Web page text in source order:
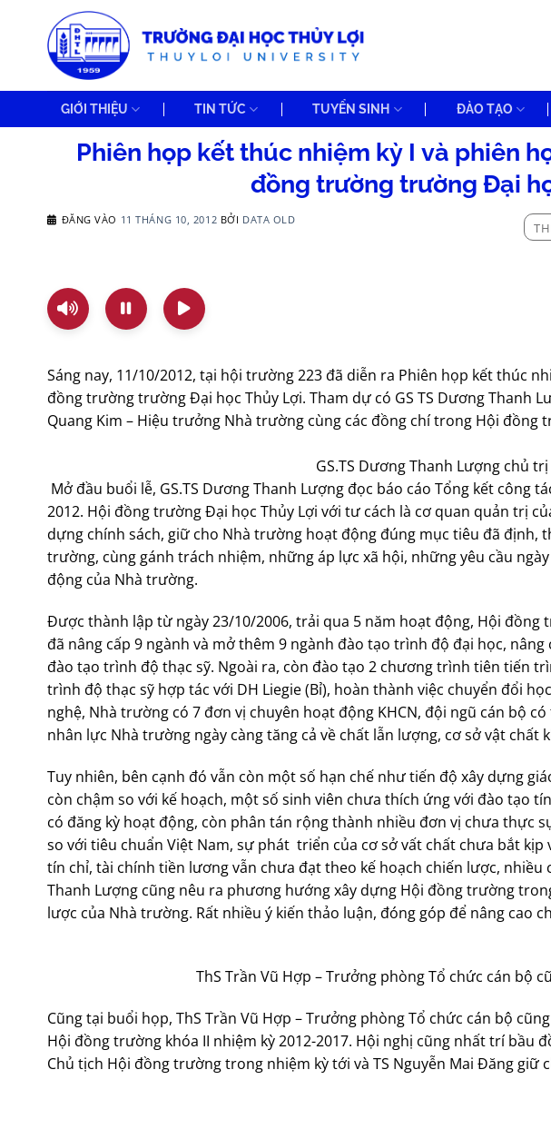
GIỚI THIỆU TIN TỨC TUYỂN SINH ĐÀO TẠO
Phiên họp kết thúc nhiệm kỳ I và phiên
đồng trường trường Đại
ĐĂNG VÀO 11 THÁNG 10, 2012 BỞI DATA OLD
Sáng nay, 11/10/2012, tại hội trường 223 đã diễn ra Phiên họp kết thúc
đồng trường trường Đại học Thủy Lợi. Tham dự có GS TS Dương Thanh
Quang Kim – Hiệu trưởng Nhà trường cùng các đồng chí trong Hội đồng
GS.TS Dương Thanh Lượng chủ
Mở đầu buổi lễ, GS.TS Dương Thanh Lượng đọc báo cáo Tổng kết công
2012. Hội đồng trường Đại học Thủy Lợi với tư cách là cơ quan quản trị
dựng chính sách, giữ cho Nhà trường hoạt động đúng mục tiêu đã định,
trường, cùng gánh trách nhiệm, những áp lực xã hội, những yêu cầu
động của Nhà trường.
Được thành lập từ ngày 23/10/2006, trải qua 5 năm hoạt động, Hội
đã nâng cấp 9 ngành và mở thêm 9 ngành đào tạo trình độ đại học,
đào tạo trình độ thạc sỹ. Ngoài ra, còn đào tạo 2 chương trình tiên tiến
trình độ thạc sỹ hợp tác với DH Liegie (Bỉ), hoàn thành việc chuyển đổi
nghệ, Nhà trường có 7 đơn vị chuyên hoạt động KHCN, đội ngũ cán bộ
nhân lực Nhà trường ngày càng tăng cả về chất lẫn lượng, cơ sở vật
Tuy nhiên, bên cạnh đó vẫn còn một số hạn chế như tiến độ xây dựng
còn chậm so với kế hoạch, một số sinh viên chưa thích ứng với đào tạo
có đăng kỳ hoạt động, còn phân tán rộng thành nhiều đơn vị chưa thực
so với tiêu chuẩn Việt Nam, sự phát triển của cơ sở vất chất chưa bắt
tín chỉ, tài chính tiền lương vẫn chưa đạt theo kế hoạch chiến lược, nhiều
Thanh Lượng cũng nêu ra phương hướng xây dựng Hội đồng trường
lược của Nhà trường. Rất nhiều ý kiến thảo luận, đóng góp để nâng cao
ThS Trần Vũ Hợp – Trưởng phòng Tổ chức cán bộ
Cũng tại buổi họp, ThS Trần Vũ Hợp – Trưởng phòng Tổ chức cán bộ
Hội đồng trường khóa II nhiệm kỳ 2012-2017. Hội nghị cũng nhất trí bầu
Chủ tịch Hội đồng trường trong nhiệm kỳ tới và TS Nguyễn Mai Đăng giữ